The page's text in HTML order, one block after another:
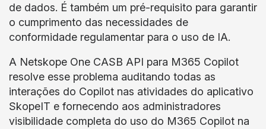
de dados. É também um pré-requisito para garantir
o cumprimento das necessidades de
conformidade regulamentar para o uso de IA.
A Netskope One CASB API para M365 Copilot
resolve esse problema auditando todas as
interações do Copilot nas atividades do aplicativo
SkopeIT e fornecendo aos administradores
visibilidade completa do uso do M365 Copilot na